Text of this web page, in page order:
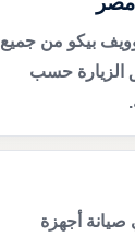
بيكو من جميع
الزيارة حسب
أجهزة